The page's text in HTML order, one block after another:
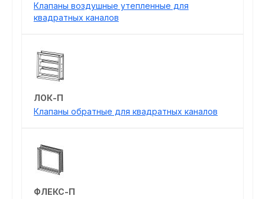
Клапаны воздушные утепленные для
квадратных каналов
ЛОК-П
Клапаны обратные для квадратных каналов
ФЛЕКС-П